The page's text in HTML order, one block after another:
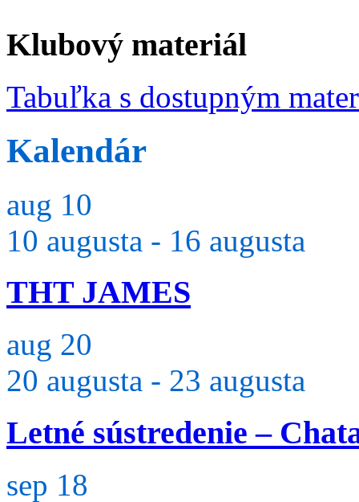
Klubový materiál
Tabuľka s dostupným
Kalendár
aug 10
10 augusta - 16 augusta
THT JAMES
aug 20
20 augusta - 23 augusta
Letné sústredenie –
sep 18